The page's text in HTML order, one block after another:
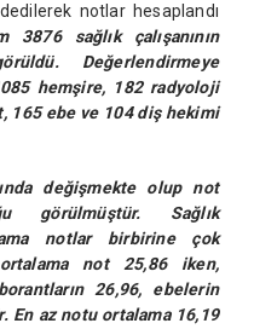
notlar hesaplandı
3876 sağlık çalışanının
Değerlendirmeye
hemşire, 182 radyoloji
165 ebe ve 104 diş hekimi
değişmekte olup not
görülmüştür. Sağlık
notlar birbirine çok
not 25,86 iken,
26,96, ebelerin
En az notu ortalama 16,19